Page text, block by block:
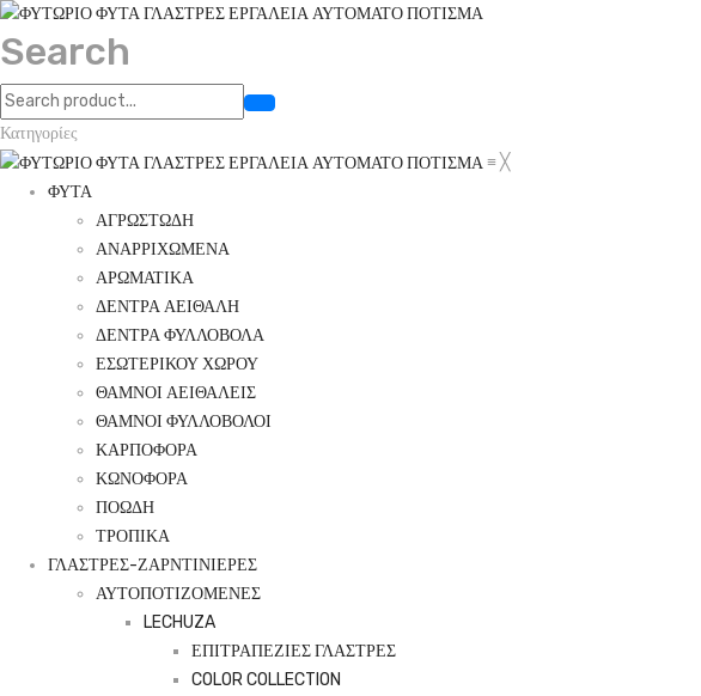
Search
Κατηγορίες
≡ ╳
ΦΥΤΑ
ΑΓΡΩΣΤΩΔΗ
ΑΝΑΡΡΙΧΩΜΕΝΑ
ΑΡΩΜΑΤΙΚΑ
ΔΕΝΤΡΑ ΑΕΙΘΑΛΗ
ΔΕΝΤΡΑ ΦΥΛΛΟΒΟΛΑ
ΕΣΩΤΕΡΙΚΟΥ ΧΩΡΟΥ
ΘΑΜΝΟΙ ΑΕΙΘΑΛΕΙΣ
ΘΑΜΝΟΙ ΦΥΛΛΟΒΟΛΟΙ
ΚΑΡΠΟΦΟΡΑ
ΚΩΝΟΦΟΡΑ
ΠΟΩΔΗ
ΤΡΟΠΙΚΑ
ΓΛΑΣΤΡΕΣ-ΖΑΡΝΤΙΝΙΕΡΕΣ
ΑΥΤΟΠΟΤΙΖΟΜΕΝΕΣ
LECHUZA
ΕΠΙΤΡΑΠΕΖΙΕΣ ΓΛΑΣΤΡΕΣ
COLOR COLLECTION